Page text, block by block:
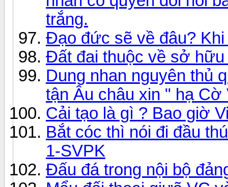
trắng.
Đạo đức sẽ về đâu?
Đất đai thuộc về sở hữu
Dung nhan nguyên thủ
tận Âu châu xin " hạ Cờ
Cải tạo là gì ? Bao giờ
Bắt cóc thì nói đi đầu
1-SVPK
Đấu đá trong nội bộ